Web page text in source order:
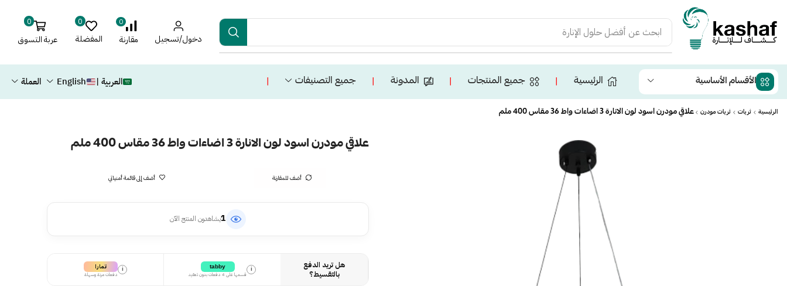
ابحث عن أفضل حلول الإنارة دخول/تسجيل
0
مقارنة
0
المفضلة
0
عربة التسوق
الأقسام الأساسية الرئيسية ❘ جميع المنتجات ❘ المدونة ❘ جميع التصنيفات ❘ العربية | English العملة
الرئيسية ثريات ثريات مودرن علاقي مودرن اسود لون الانارة 3 اضاءات واط 36 مقاس 400 ملم
علاقي مودرن اسود لون الانارة 3 اضاءات واط 36 مقاس 400 ملم
أضف للمقارنة أضف إلى قائمة أمنياتي
1يشاهدون المنتج الآن
هل تريد الدفع
بالتقسيط؟
i
tabby
قسمها على 4 دفعات بدون تعقيد
i تمارا
دفعات مرنة وسهلة